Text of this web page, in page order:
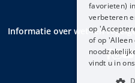
Informatie over wet- en
favorieten)
verbeteren
op
of op
vindt u in ons